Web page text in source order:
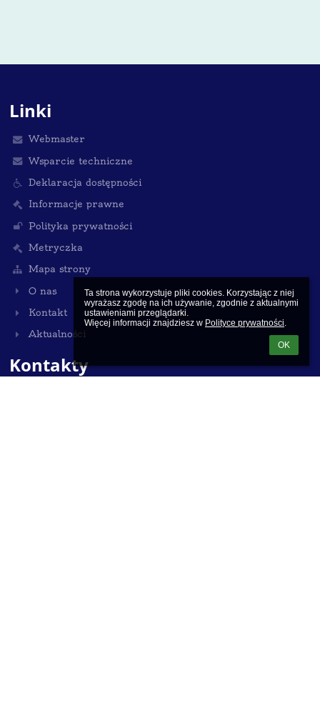
Ta strona wykorzystuje pliki cookies. Korzystając z niej
wyrażasz zgodę na ich używanie, zgodnie z aktualnymi
ustawieniami przeglądarki.
Więcej informacji znajdziesz w Polityce prywatności.
OK
Linki
Webmaster
Wsparcie techniczne
Deklaracja dostępności
Informacje prawne
Polityka prywatności
Metryczka
Mapa strony
O nas
Kontakt
Aktualności
Kontakty